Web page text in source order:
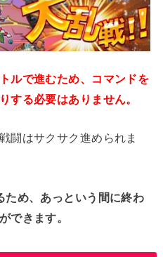
ルで進むため、コマンドを
する必要はありません。
闘はサクサク進められま
ため、あっという間に終わ
できます。